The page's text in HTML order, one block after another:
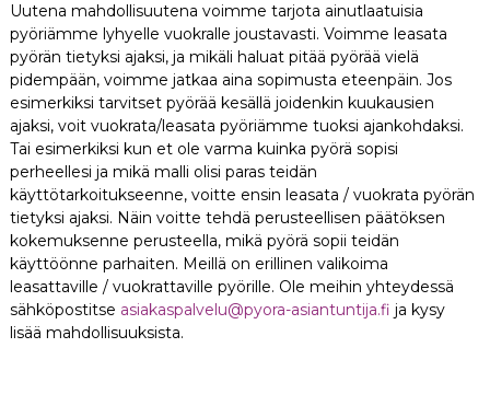
Uutena mahdollisuutena voimme tarjota ainutlaatuisia
pyöriämme lyhyelle vuokralle joustavasti. Voimme leasata
pyörän tietyksi ajaksi, ja mikäli haluat pitää pyörää vielä
pidempään, voimme jatkaa aina sopimusta eteenpäin. Jos
esimerkiksi tarvitset pyörää kesällä joidenkin kuukausien
ajaksi, voit vuokrata/leasata pyöriämme tuoksi ajankohdaksi.
Tai esimerkiksi kun et ole varma kuinka pyörä sopisi
perheellesi ja mikä malli olisi paras teidän
käyttötarkoitukseenne, voitte ensin leasata / vuokrata pyörän
tietyksi ajaksi. Näin voitte tehdä perusteellisen päätöksen
kokemuksenne perusteella, mikä pyörä sopii teidän
käyttöönne parhaiten. Meillä on erillinen valikoima
leasattaville / vuokrattaville pyörille. Ole meihin yhteydessä
sähköpostitse asiakaspalvelu@pyora-asiantuntija.fi ja kysy
lisää mahdollisuuksista.